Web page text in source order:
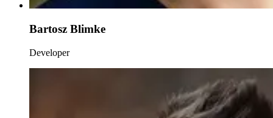
Bartosz Blimke
Developer